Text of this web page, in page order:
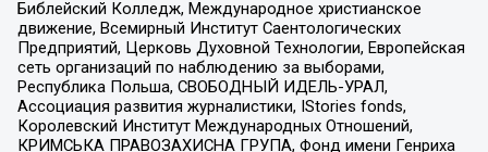
Библейский Колледж, Международное христианское
движение, Всемирный Институт Саентологических
Предприятий, Церковь Духовной Технологии, Европейская
сеть организаций по наблюдению за выборами,
Республика Польша, СВОБОДНЫЙ ИДЕЛЬ-УРАЛ,
Ассоциация развития журналистики, IStories fonds,
Королевский Институт Международных Отношений,
КРИМСЬКА ПРАВОЗАХИСНА ГРУПА, Фонд имени Генриха